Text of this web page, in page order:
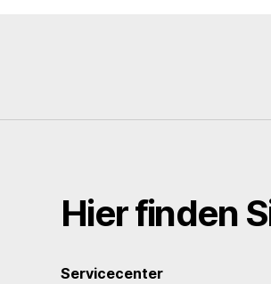
Hier finden
Servicecenter